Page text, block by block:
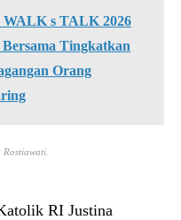
s TALK 2026
Tingkatkan
Orang
RI Justina